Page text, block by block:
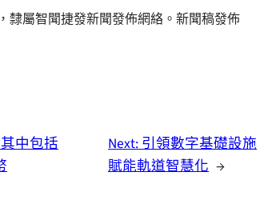
隸屬智聞捷發新聞發佈網絡。新聞稿發佈
其中包括
Next: 引領數字基礎設施
賦能軌道智慧化 →